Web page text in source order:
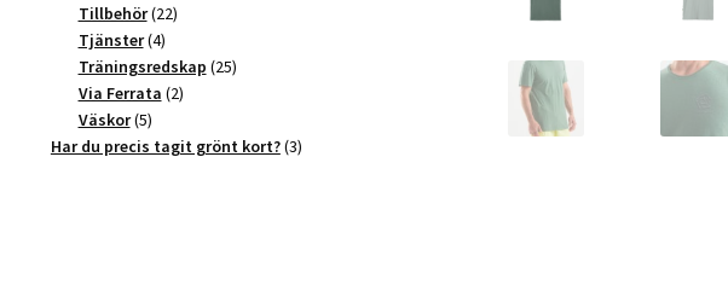
produkter
Tillbehör 2222
Tjänster 44
produkter
Träningsredskap 2525
Via Ferrata 22
Väskor 55
produkter
Har du precis tagit grönt kort? 33